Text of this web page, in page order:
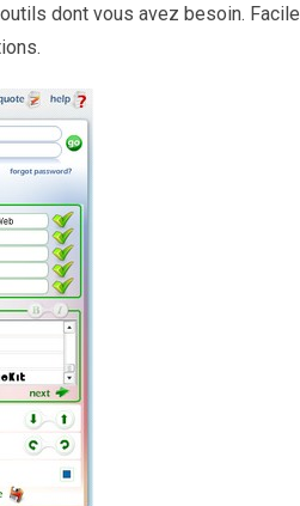
dont vous avez besoin. Facile